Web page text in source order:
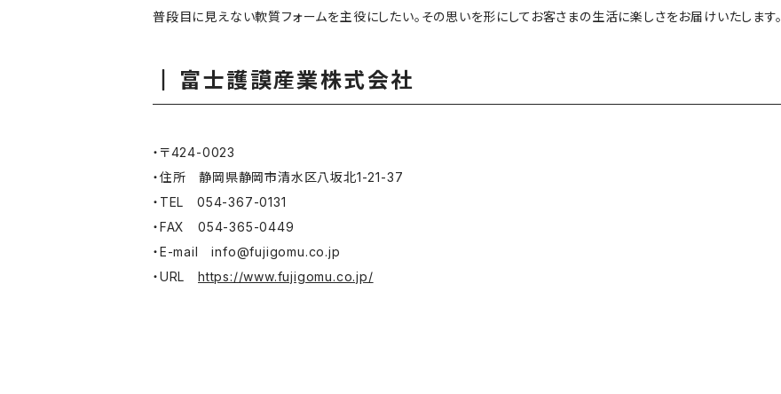
普段目に見えない軟質フォームを主役にしたい。その思いを形にしてお客さまの生活に楽しさをお届けいたします。
富士護謨産業株式会社
・〒424-0023
・住所 静岡県静岡市清水区八坂北1-21-37
・TEL 054-367-0131
・FAX 054-365-0449
・E-mailinfo@fujigomu.co.jp
・URL https://www.fujigomu.co.jp/